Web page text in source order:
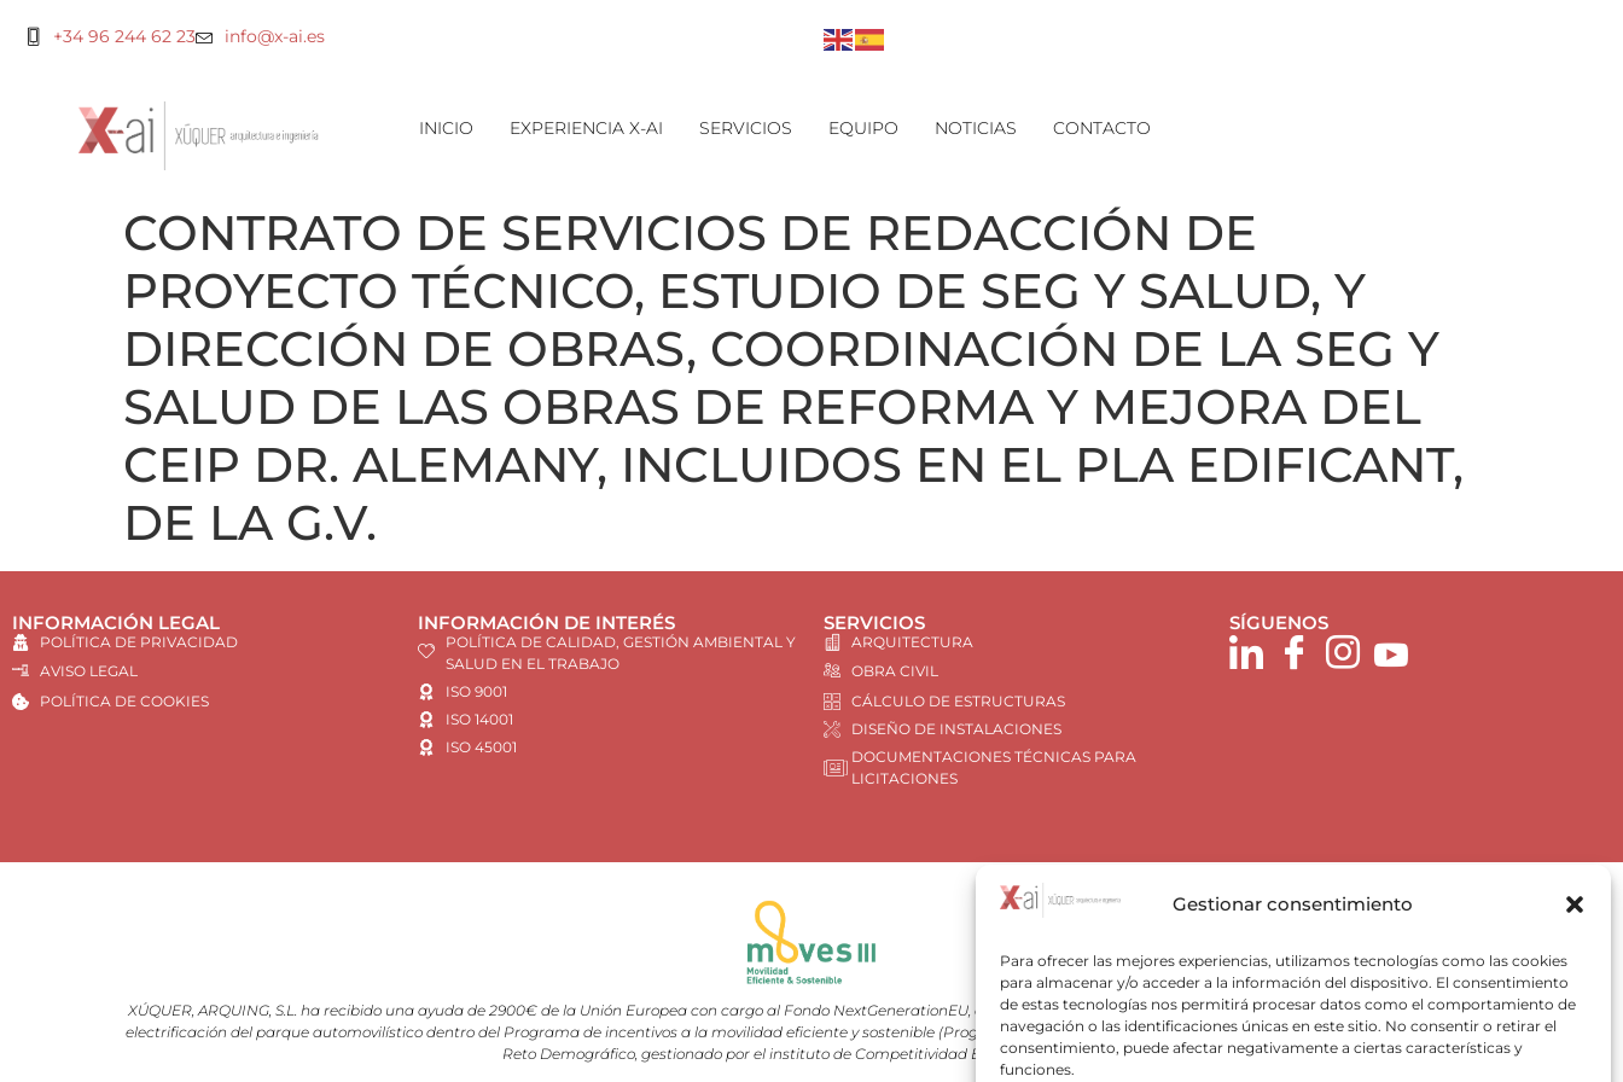
Gestionar consentimiento
Para ofrecer las mejores experiencias, utilizamos tecnologías como las cookies
para almacenar y/o acceder a la información del dispositivo. El consentimiento
de estas tecnologías nos permitirá procesar datos como el comportamiento de
navegación o las identificaciones únicas en este sitio. No consentir o retirar el
consentimiento, puede afectar negativamente a ciertas características y
funciones.
+34 96 244 62 23 info@x-ai.es
INICIO EXPERIENCIA X-AI SERVICIOS EQUIPO NOTICIAS CONTACTO
CONTRATO DE SERVICIOS DE REDACCIÓN DE
PROYECTO TÉCNICO, ESTUDIO DE SEG Y SALUD, Y
DIRECCIÓN DE OBRAS, COORDINACIÓN DE LA SEG Y
SALUD DE LAS OBRAS DE REFORMA Y MEJORA DEL
CEIP DR. ALEMANY, INCLUIDOS EN EL PLA EDIFICANT,
DE LA G.V.
INFORMACIÓN LEGAL
POLÍTICA DE PRIVACIDAD
AVISO LEGAL
POLÍTICA DE COOKIES
INFORMACIÓN DE INTERÉS
POLÍTICA DE CALIDAD, GESTIÓN AMBIENTAL Y
SALUD EN EL TRABAJO
ISO 9001
ISO 14001
ISO 45001
SERVICIOS
ARQUITECTURA
OBRA CIVIL
CÁLCULO DE ESTRUCTURAS
DISEÑO DE INSTALACIONES
DOCUMENTACIONES TÉCNICAS PARA
LICITACIONES
SÍGUENOS
XÚQUER, ARQUING, S.L. ha recibido una ayuda de 2900€ de la Unión Europea con cargo al Fondo NextGenerationEU, en el marco del Plan de Recuperación, Trasformación y Resiliencia, para
electrificación del parque automovilístico dentro del Programa de incentivos a la movilidad eficiente y sostenible (Programa MOVES III Valencia) del Ministerio para la Transición Ecológica y el
Reto Demográfico, gestionado por el instituto de Competitividad Empresarial (IVACE).